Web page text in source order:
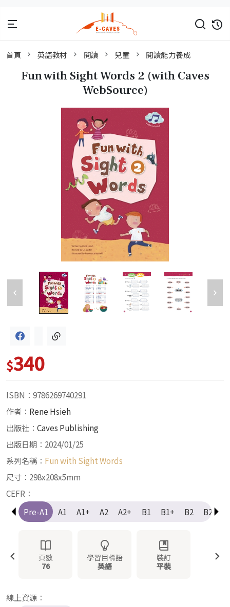
首頁 英語教材 閱讀 兒童 閱讀能力養成
Fun with Sight Words 2 (with Caves
WebSource)
$340
ISBN：9786269740291
作者： Rene Hsieh
出版社： Caves Publishing
出版日期：2024/01/25
系列名稱： Fun with Sight Words
尺寸：298x208x5mm
CEFR：
Pre-A1
A1 A1+ A2 A2+ B1 B1+ B2 B2+
頁數
76
學習目標語
英語
裝訂
平裝
線上資源：